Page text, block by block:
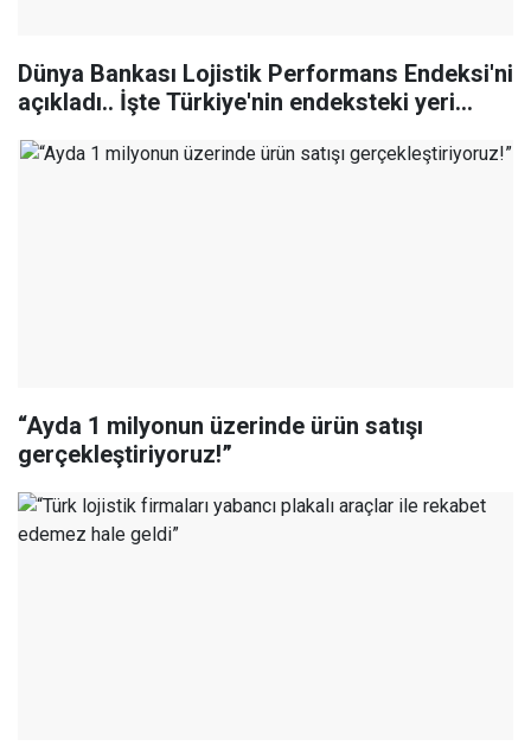
Dünya Bankası Lojistik Performans Endeksi'ni
açıkladı.. İşte Türkiye'nin endeksteki yeri...
“Ayda 1 milyonun üzerinde ürün satışı
gerçekleştiriyoruz!”